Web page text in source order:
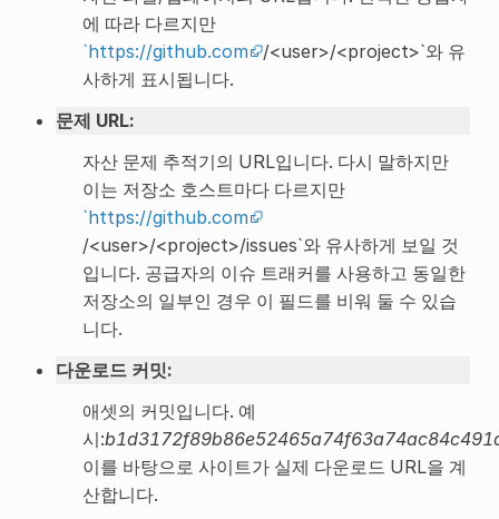
에 따라 다르지만
`https://github.com
/<user>/<project>`와 유
사하게 표시됩니다.
문제 URL:
자산 문제 추적기의 URL입니다. 다시 말하지만
이는 저장소 호스트마다 다르지만
`https://github.com
/<user>/<project>/issues`와 유사하게 보일 것
입니다. 공급자의 이슈 트래커를 사용하고 동일한
저장소의 일부인 경우 이 필드를 비워 둘 수 있습
니다.
다운로드 커밋:
애셋의 커밋입니다. 예
시:
이를 바탕으로 사이트가 실제 다운로드 URL을 계
산합니다.